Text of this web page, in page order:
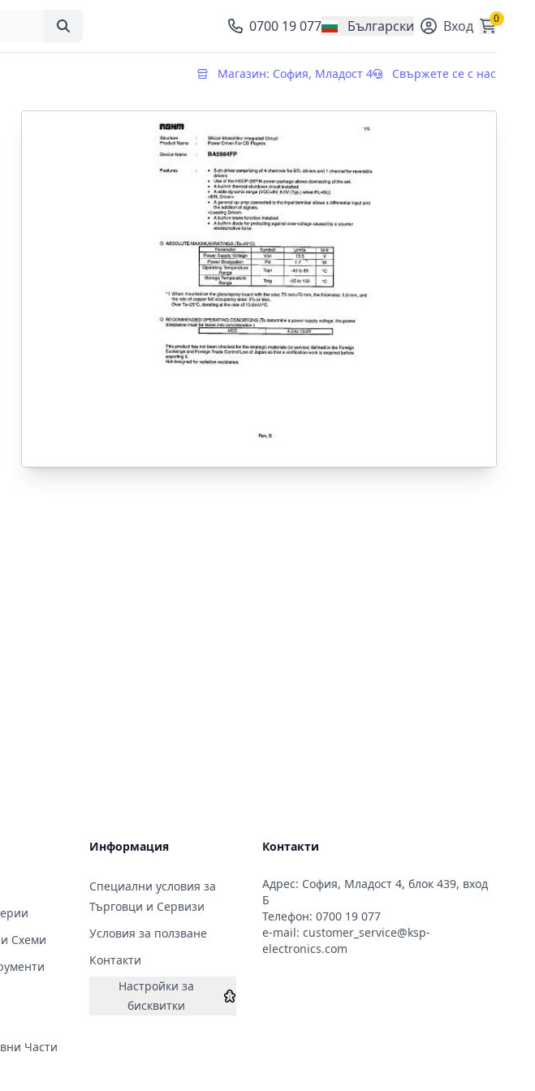
0700 19 077 Български
, change currency Вход 0
Магазин: София, Младост 4 Свържете се с нас
Схеми
Части
Информация
Специални условия за
Търговци и Сервизи
Условия за ползване
Контакти
Настройки за
бисквитки
Контакти
Адрес: София, Младост 4, блок 439, вход
Б
Телефон: 0700 19 077
e-mail: customer_service@ksp-
electronics.com